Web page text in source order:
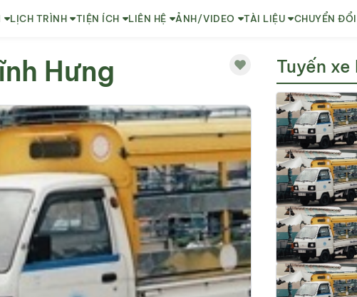
LỊCH TRÌNH TIỆN ÍCH LIÊN HỆ ẢNH/VIDEO TÀI LIỆU CHUYỂN
Hưng Tuyến